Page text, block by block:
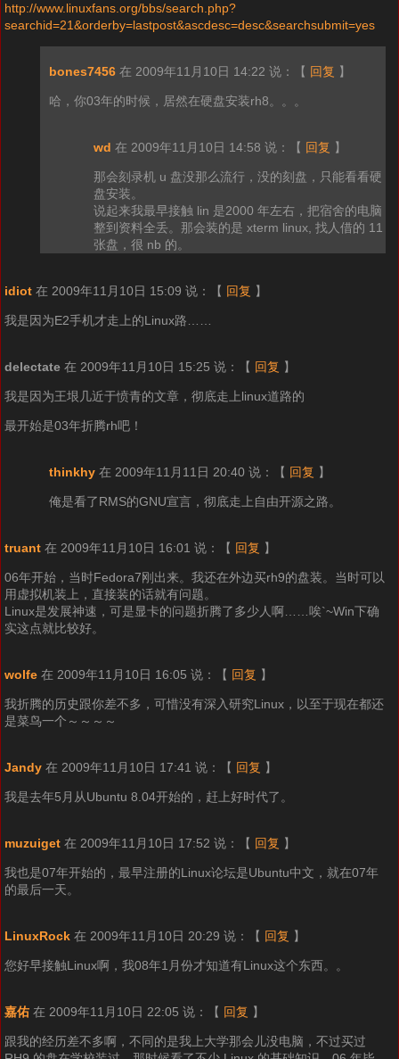
http://www.linuxfans.org/bbs/search.php?
searchid=21&orderby=lastpost&ascdesc=desc&searchsubmit=yes
bones7456 在 2009年11月10日 14:22 说： 【 回复 】
哈，你03年的时候，居然在硬盘安装rh8。。。
wd 在 2009年11月10日 14:58 说： 【 回复 】
那会刻录机 u 盘没那么流行，没的刻盘，只能看看硬
盘安装。
说起来我最早接触 lin 是2000 年左右，把宿舍的电脑
整到资料全丢。那会装的是 xterm linux, 找人借的 11
张盘，很 nb 的。
idiot 在 2009年11月10日 15:09 说： 【 回复 】
我是因为E2手机才走上的Linux路……
delectate 在 2009年11月10日 15:25 说： 【 回复 】
我是因为王垠几近于愤青的文章，彻底走上linux道路的
最开始是03年折腾rh吧！
thinkhy 在 2009年11月11日 20:40 说： 【 回复 】
俺是看了RMS的GNU宣言，彻底走上自由开源之路。
truant 在 2009年11月10日 16:01 说： 【 回复 】
06年开始，当时Fedora7刚出来。我还在外边买rh9的盘装。当时可以
用虚拟机装上，直接装的话就有问题。
Linux是发展神速，可是显卡的问题折腾了多少人啊……唉`~Win下确
实这点就比较好。
wolfe 在 2009年11月10日 16:05 说： 【 回复 】
我折腾的历史跟你差不多，可惜没有深入研究Linux，以至于现在都还
是菜鸟一个～～～～
Jandy 在 2009年11月10日 17:41 说： 【 回复 】
我是去年5月从Ubuntu 8.04开始的，赶上好时代了。
muzuiget 在 2009年11月10日 17:52 说： 【 回复 】
我也是07年开始的，最早注册的Linux论坛是Ubuntu中文，就在07年
的最后一天。
LinuxRock 在 2009年11月10日 20:29 说： 【 回复 】
您好早接触Linux啊，我08年1月份才知道有Linux这个东西。。
嘉佑 在 2009年11月10日 22:05 说： 【 回复 】
跟我的经历差不多啊，不同的是我上大学那会儿没电脑，不过买过